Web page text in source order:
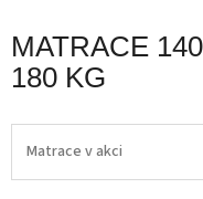
MATRACE
180 KG
Matrace v akci